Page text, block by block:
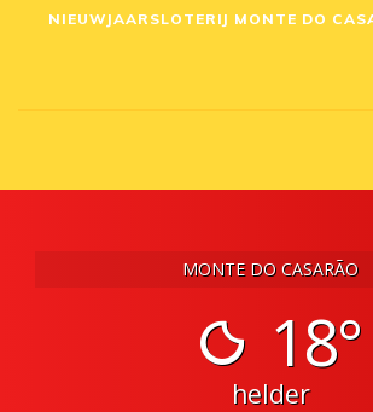
MONTE DO CASARÃO
18°
helder